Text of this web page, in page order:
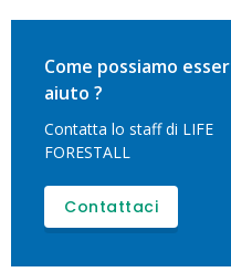
Come possiamo
aiuto ?
Contatta lo staff di LIFE
FORESTALL
Contattaci